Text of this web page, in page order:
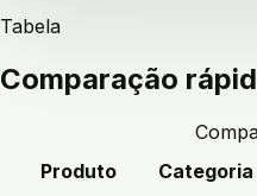
Tabela
Comparação
Produto
Categoria